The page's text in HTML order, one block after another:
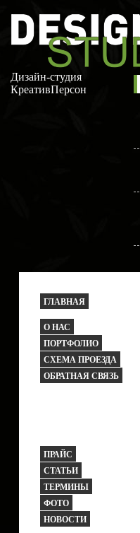
Дизайн-студия
КреативПерсон
ГЛАВНАЯ
О НАС
ПОРТФОЛИО
СХЕМА ПРОЕЗДА
ОБРАТНАЯ СВЯЗЬ
ПРАЙС
СТАТЬИ
ТЕРМИНЫ
ФОТО
НОВОСТИ